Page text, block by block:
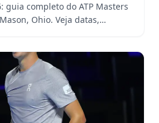
guia completo do ATP Masters
Ohio. Veja datas,